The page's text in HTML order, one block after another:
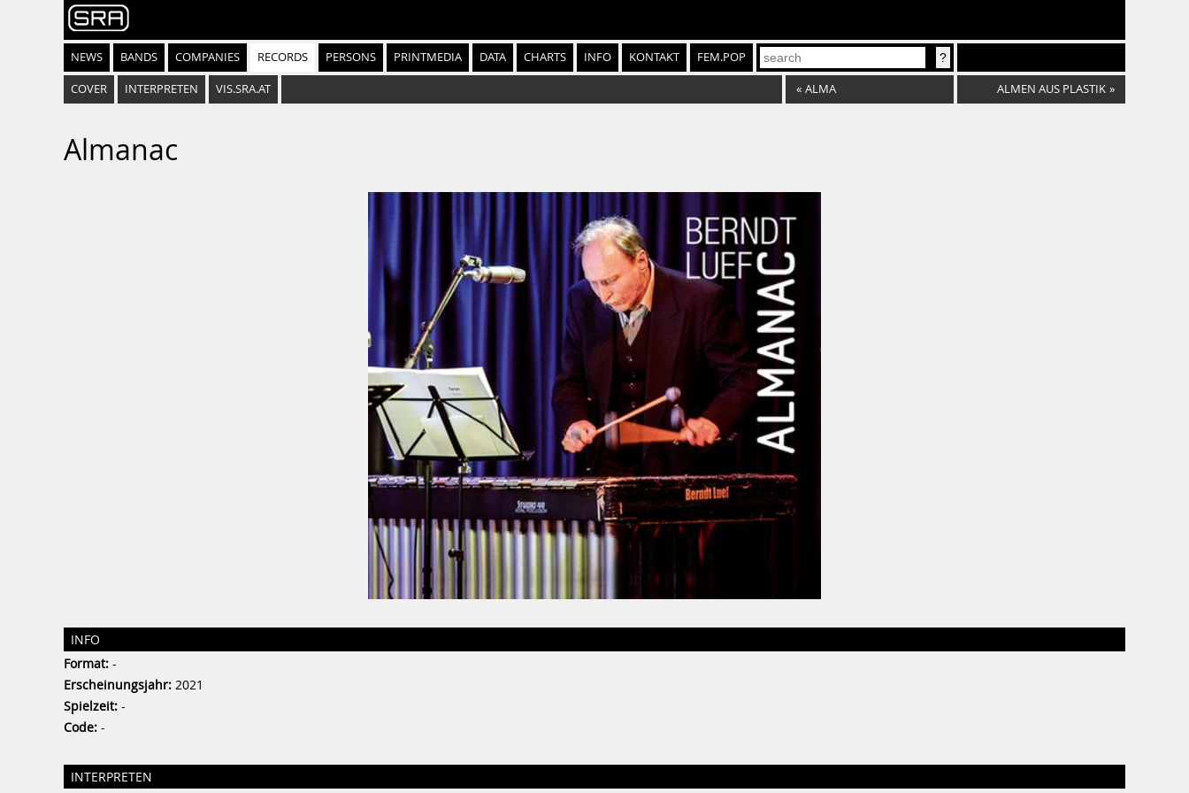
NEWS BANDS COMPANIES RECORDS PERSONS PRINTMEDIA DATA CHARTS INFO KONTAKT FEM.POP
COVER INTERPRETEN VIS.SRA.AT « ALMA ALMEN AUS PLASTIK »
Almanac
INFO
Format: -
Erscheinungsjahr: 2021
Spielzeit: -
Code: -
INTERPRETEN